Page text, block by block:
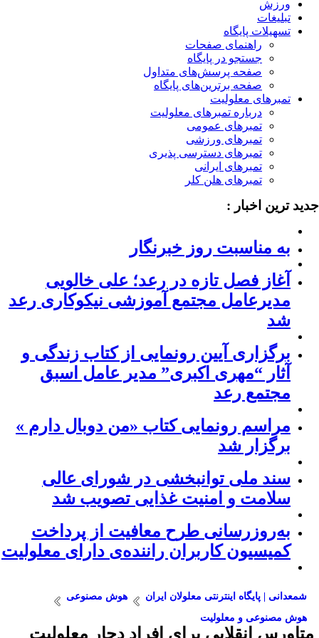
ورزش
تبلیغات
تسهیلات پایگاه
راهنمای صفحات
جستجو در پایگاه
صفحه پرسش‌های متداول
صفحه برترین‌های پایگاه
تمبرهای معلولیت
درباره تمبرهای معلولیت
تمبرهای عمومی
تمبرهای ورزشی
تمبرهای دسترسی پذیری
تمبرهای ایرانی
تمبرهای هلن کلر
ترین اخبار :
به مناسبت روز خبرنگار
آغاز فصل تازه در رعد؛ علی خالویی
مدیرعامل مجتمع آموزشی نیکوکاری رعد
شد
برگزاری آیین رونمایی از کتاب زندگی و
آثار “مهری اکبری” مدیر عامل اسبق
مجتمع رعد
مراسم رونمایی کتاب «من دوبال دارم »
برگزار شد
سند ملی توانبخشی در شورای عالی
سلامت و امنیت غذایی تصویب شد
به‌روزرسانی طرح معافیت از پرداخت
کمیسیون کاربران راننده‌ی دارای معلولیت
شمعدانی | پایگاه اینترنتی معلولان ایران
هوش مصنوعی
هوش مصنوعی و معلولیت
انقلابی برای افراد دچار معلولیت